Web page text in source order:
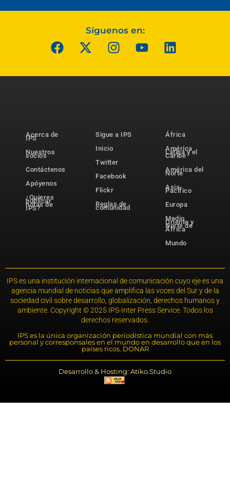
Síguenos en:
Acerca de
IPS
Nuestros
socios
Contáctenos
Apóyenos
¿Quieres
publicar
notas de
IPS?
Sigue a IPS
Inicio
Twitter
Facebook
Flickr
Reglas de
comunidad
África
América
Latina y el
Caribe
América del
Norte
Asia-
Pacífico
Europa
Medio
Oriente y
Norte de
África
Mundo
IPS es una institución internacional de comunicación cuyo eje es una
agencia mundial de noticias que amplifica las voces del Sur y de la
sociedad civil sobre desarrollo, globalización, derechos humanos y
ambiente. Copyright © 2025 IPS-Inter Press Service. Todos los
derechos reservados.
IPS es la única organización periodística mundial con más
personal y corresponsales en el mundo en desarrollo que en los
países ricos. DONAR
Desarrollo & Hosting: Atiko.Studio